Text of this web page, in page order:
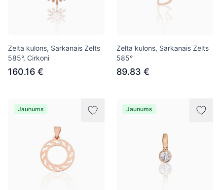
Zelta kulons, Sarkanais Zelts
585°, Cirkoni
160.16 €
Zelta kulons, Sarkanais Zelts
585°
89.83 €
Jaunums Jaunums